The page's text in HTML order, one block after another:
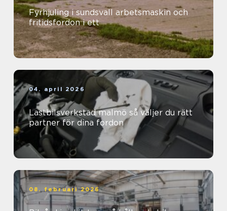
Fyrhjuling i sundsvall arbetsmaskin och
fritidsfordon i ett
04. april 2026
Lastbilsverkstad malmö så väljer du rätt
partner för dina fordon
08. februari 2026